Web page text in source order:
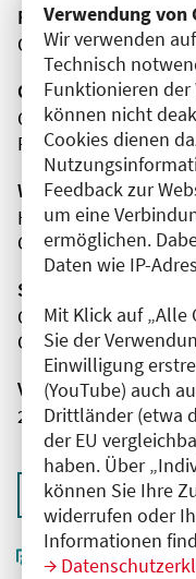
Verwendung von
Wir verwenden
Technisch
Funktionieren
können nicht
Cookies dienen
Feedback zur
um eine
ermöglichen.
Daten wie IP-
Mit Klick auf
Sie der
Einwilligung
(YouTube) auch
Drittländer (etwa
der EU
haben. Über
können Sie Ihre
widerrufen oder
Informationen
Fortbildungsformat
Online
Organisator(en)
Caritas-Klinik Maria
Radiologie
Wissenschaftliche
Herr Prof. Dr. Dr.
Caritas-Klinik Maria
Sponsor(en)
Christina Eckers
Canon Medical
Zurück zur